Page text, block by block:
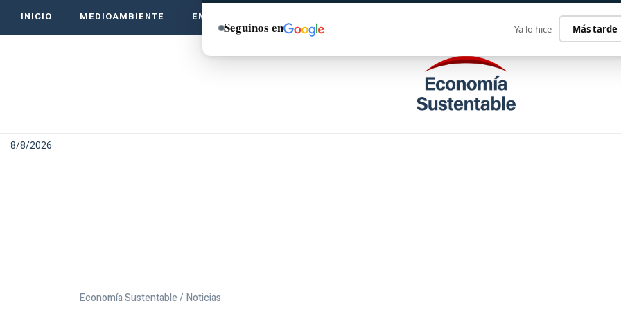
INICIO MEDIOAMBIENTE EMPRENDE VERDE
8/8/2026
Economía Sustentable / Noticias
Seguinos en Ya lo hice Más tarde